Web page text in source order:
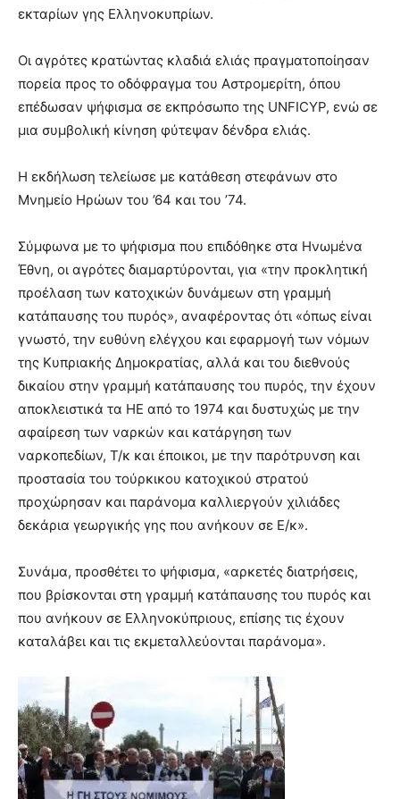
εκταρίων γης Ελληνοκυπρίων.
Οι αγρότες κρατώντας κλαδιά ελιάς πραγματοποίησαν
πορεία προς το οδόφραγμα του Αστρομερίτη, όπου
επέδωσαν ψήφισμα σε εκπρόσωπο της UNFICYP, ενώ σε
μια συμβολική κίνηση φύτεψαν δένδρα ελιάς.
Η εκδήλωση τελείωσε με κατάθεση στεφάνων στο
Μνημείο Ηρώων του ’64 και του ’74.
Σύμφωνα με το ψήφισμα που επιδόθηκε στα Ηνωμένα
Έθνη, οι αγρότες διαμαρτύρονται, για «την προκλητική
προέλαση των κατοχικών δυνάμεων στη γραμμή
κατάπαυσης του πυρός», αναφέροντας ότι «όπως είναι
γνωστό, την ευθύνη ελέγχου και εφαρμογή των νόμων
της Κυπριακής Δημοκρατίας, αλλά και του διεθνούς
δικαίου στην γραμμή κατάπαυσης του πυρός, την έχουν
αποκλειστικά τα ΗΕ από το 1974 και δυστυχώς με την
αφαίρεση των ναρκών και κατάργηση των
ναρκοπεδίων, Τ/κ και έποικοι, με την παρότρυνση και
προστασία του τούρκικου κατοχικού στρατού
προχώρησαν και παράνομα καλλιεργούν χιλιάδες
δεκάρια γεωργικής γης που ανήκουν σε Ε/κ».
Συνάμα, προσθέτει το ψήφισμα, «αρκετές διατρήσεις,
που βρίσκονται στη γραμμή κατάπαυσης του πυρός και
που ανήκουν σε Ελληνοκύπριους, επίσης τις έχουν
καταλάβει και τις εκμεταλλεύονται παράνομα».